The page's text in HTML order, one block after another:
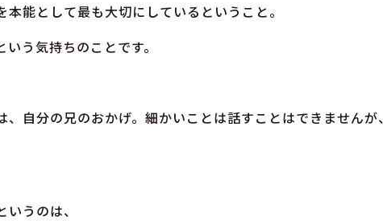
能として最も大切にしているということ。
う気持ちのことです。
、自分の兄のおかげ。細かいことは話すことはできません
うのは、